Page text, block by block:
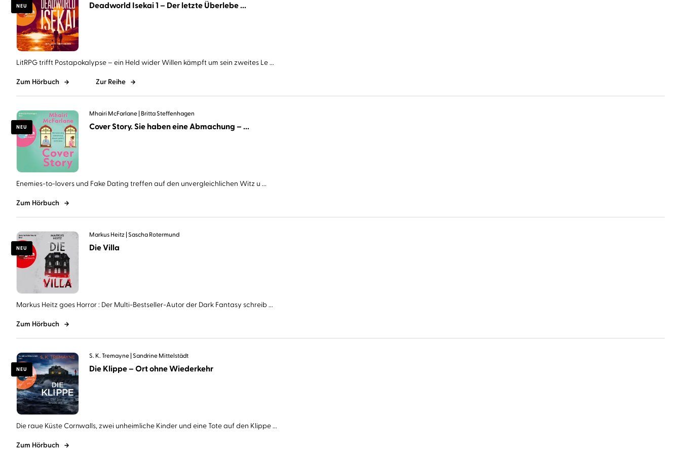
NEU Deadworld Isekai 1 – Der letzte Überlebe ...
LitRPG trifft Postapokalypse – ein Held wider Willen kämpft um sein zweites Le ...
Zum Hörbuch Zur Reihe
NEU
Mhairi McFarlane Britta Steffenhagen
Cover Story. Sie haben eine Abmachung – ...
Enemies-to-lovers und Fake Dating treffen auf den unvergleichlichen Witz u ...
Zum Hörbuch
NEU
Markus Heitz Sascha Rotermund
Die Villa
Markus Heitz goes Horror : Der Multi-Bestseller-Autor der Dark Fantasy schreib ...
Zum Hörbuch
NEU
S. K. Tremayne Sandrine Mittelstädt
Die Klippe – Ort ohne Wiederkehr
Die raue Küste Cornwalls, zwei unheimliche Kinder und eine Tote auf den Klippe ...
Zum Hörbuch